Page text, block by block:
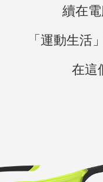
續在
「運動生
在這